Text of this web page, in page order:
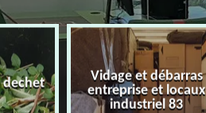
dechet
Vidage et débarras
entreprise et locaux
industriel 83